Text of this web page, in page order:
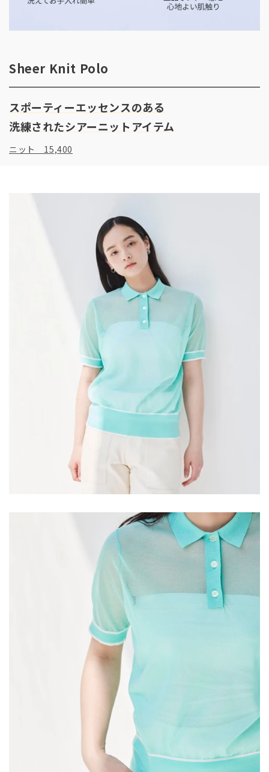
Sheer Knit Polo
スポーティーエッセンスのある
ニット 15,400